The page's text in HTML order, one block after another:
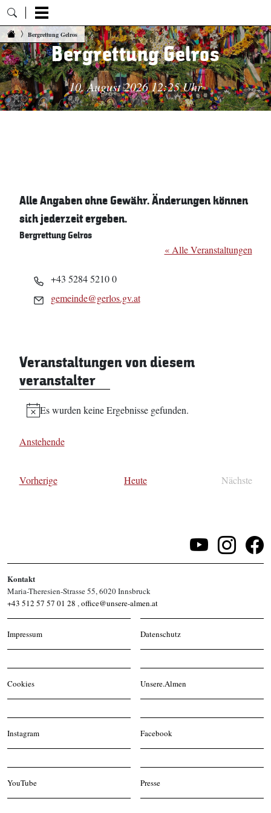
Zum Inhalt springen
Bergrettung Gelros
Bergrettung Gelros
10. August 2026 12:25 Uhr
Alle Angaben ohne Gewähr. Änderungen können
sich jederzeit ergeben.
Bergrettung Gelros
« Alle Veranstaltungen
Telefon
+43 5284 5210 0
Email
gemeinde@gerlos.gv.at
Veranstaltungen von diesem
veranstalter
Hinweis
Es wurden keine Ergebnisse gefunden.
Anstehende
VorherigeVeranstaltungen Heute
Nächste
Kontakt
Maria-Theresien-Strasse 55, 6020 Innsbruck
+43 512 57 57 01 28 ,office@unsere-almen.at
Impressum Datenschutz
Cookies Unsere.Almen
Instagram Facebook
YouTube Presse